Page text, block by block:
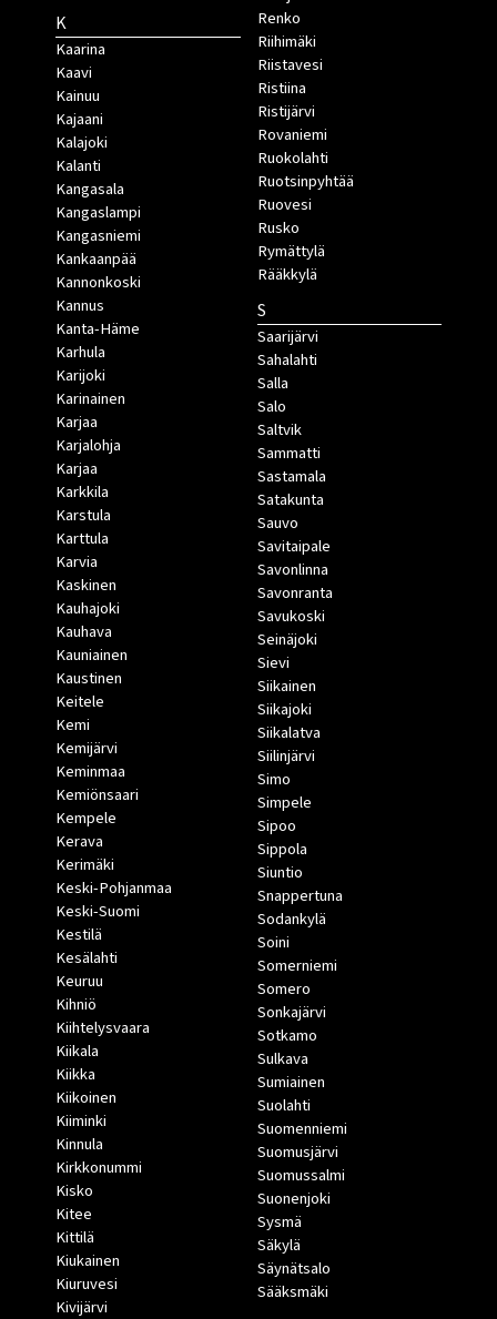
K
Kaarina
Kaavi
Kainuu
Kajaani
Kalajoki
Kalanti
Kangasala
Kangaslampi
Kangasniemi
Kankaanpää
Kannonkoski
Kannus
Kanta-Häme
Karhula
Karijoki
Karinainen
Karjaa
Karjalohja
Karjaa
Karkkila
Karstula
Karttula
Karvia
Kaskinen
Kauhajoki
Kauhava
Kauniainen
Kaustinen
Keitele
Kemi
Kemijärvi
Keminmaa
Kemiönsaari
Kempele
Kerava
Kerimäki
Keski-Pohjanmaa
Keski-Suomi
Kestilä
Kesälahti
Keuruu
Kihniö
Kiihtelysvaara
Kiikala
Kiikka
Kiikoinen
Kiiminki
Kinnula
Kirkkonummi
Kisko
Kitee
Kittilä
Kiukainen
Kiuruvesi
Kivijärvi
Renko
Riihimäki
Riistavesi
Ristiina
Ristijärvi
Rovaniemi
Ruokolahti
Ruotsinpyhtää
Ruovesi
Rusko
Rymättylä
Rääkkylä
S
Saarijärvi
Sahalahti
Salla
Salo
Saltvik
Sammatti
Sastamala
Satakunta
Sauvo
Savitaipale
Savonlinna
Savonranta
Savukoski
Seinäjoki
Sievi
Siikainen
Siikajoki
Siikalatva
Siilinjärvi
Simo
Simpele
Sipoo
Sippola
Siuntio
Snappertuna
Sodankylä
Soini
Somerniemi
Somero
Sonkajärvi
Sotkamo
Sulkava
Sumiainen
Suolahti
Suomenniemi
Suomusjärvi
Suomussalmi
Suonenjoki
Sysmä
Säkylä
Säynätsalo
Sääksmäki